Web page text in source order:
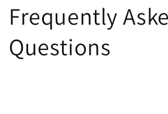
Frequently
Questions